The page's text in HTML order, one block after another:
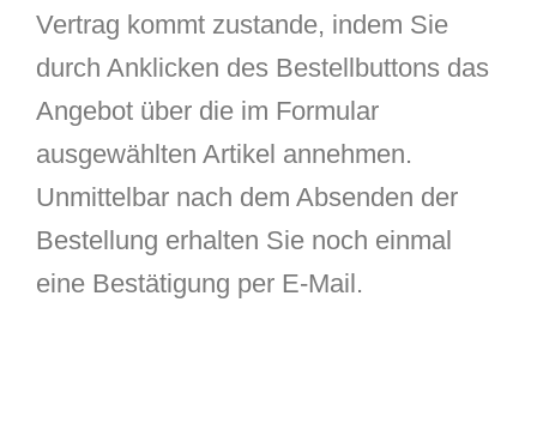
Vertrag kommt zustande, indem Sie
durch Anklicken des Bestellbuttons das
Angebot über die im Formular
ausgewählten Artikel annehmen.
Unmittelbar nach dem Absenden der
Bestellung erhalten Sie noch einmal
eine Bestätigung per E-Mail.